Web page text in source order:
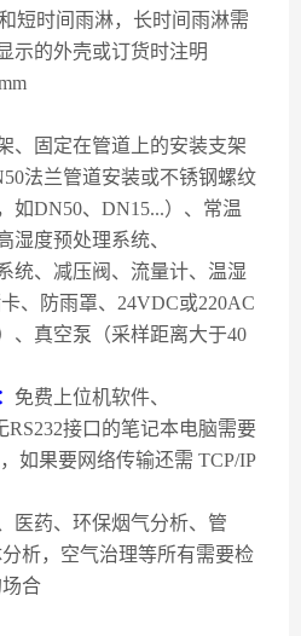
短时间雨淋，长时间雨淋需
示的外壳或订货时注明
、固定在管道上的安装支架
法兰管道安装或不锈钢螺纹
如DN50、 DN15...）、常温
湿度预处理系统、
统、减压阀、流量计、温湿
、防雨罩、 24VDC或220AC
、真空泵（采样距离大于40
免费上位机软件、
RS232接口的笔记本电脑需要
如果要网络传输还需 TCP/IP
医药、环保烟气分析、管
析，空气治理等所有需要检
合